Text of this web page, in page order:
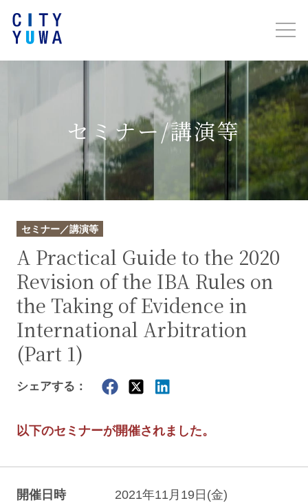
セミナー/講演等
セミナー／講演等
A Practical Guide to the 2020
Revision of the IBA Rules on
the Taking of Evidence in
International Arbitration
(Part 1)
シェアする：
以下のセミナーが開催されました。
開催日時 2021年11月19日(金)